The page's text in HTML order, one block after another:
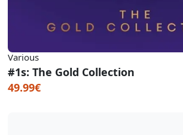
Various
#1s: The Gold Collection
49.99€